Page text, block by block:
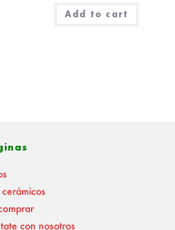
Add to cart
con nosotros